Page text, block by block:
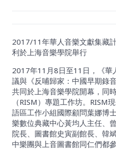
2017/11年華人音樂文獻集藏
利於上海音樂學院舉行
2017年11月8日至11日，《華
議與《反哺歸家：中國早期錄
共同於上海音樂學院開幕，同
（RISM）專題工作坊。RISM
語區工作小組國際顧問葉娜博
樂數位典藏中心黃均人主任、
院長、圖書館史寅副館長、韓
中樂團與上音圖書館同仁們都